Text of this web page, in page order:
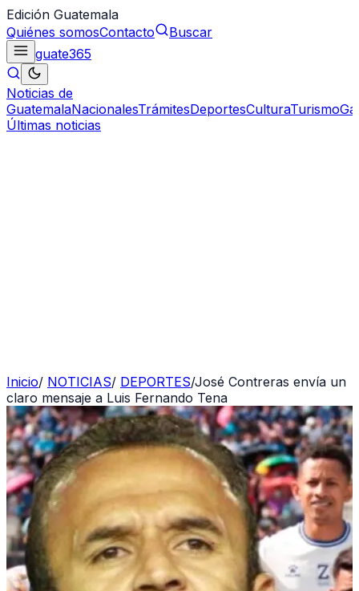
Edición Guatemala
Quiénes somosContacto
Buscar
guate365
Noticias de
GuatemalaNacionalesTrámitesDeportesCulturaTurismo
Últimas noticias
Inicio/ NOTICIAS/ DEPORTES/José Contreras envía un
claro mensaje a Luis Fernando Tena